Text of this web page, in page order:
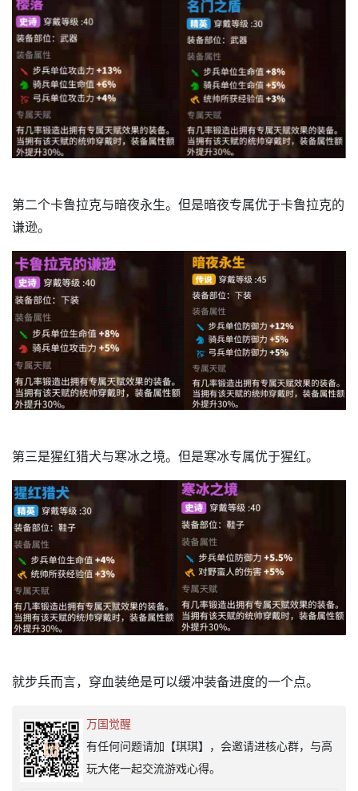
第二个卡鲁拉克与暗夜永生。但是暗夜专属优于卡鲁拉克的
谦逊。
第三是猩红猎犬与寒冰之境。但是寒冰专属优于猩红。
就步兵而言，穿血装绝是可以缓冲装备进度的一个点。
万国觉醒
有任何问题请加【琪琪】，会邀请进核心群，与高
玩大佬一起交流游戏心得。